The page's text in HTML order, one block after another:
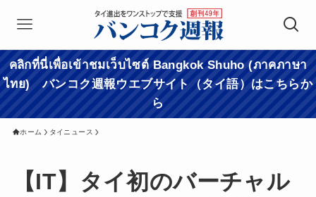
คลิกที่นี่เพื่อเข้าชมเว็บไซต์ Bangkok Shuho (ภาคภาษา
ไทย) バンコク週報ウエブサイト（タイ語）はこちらか
ら
ホーム タイニュース
【IT】タイ初のバーチャル